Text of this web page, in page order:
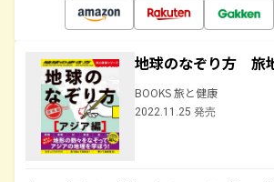
地球のなぞり方 旅
BOOKS 旅と健康
2022.11.25 発売